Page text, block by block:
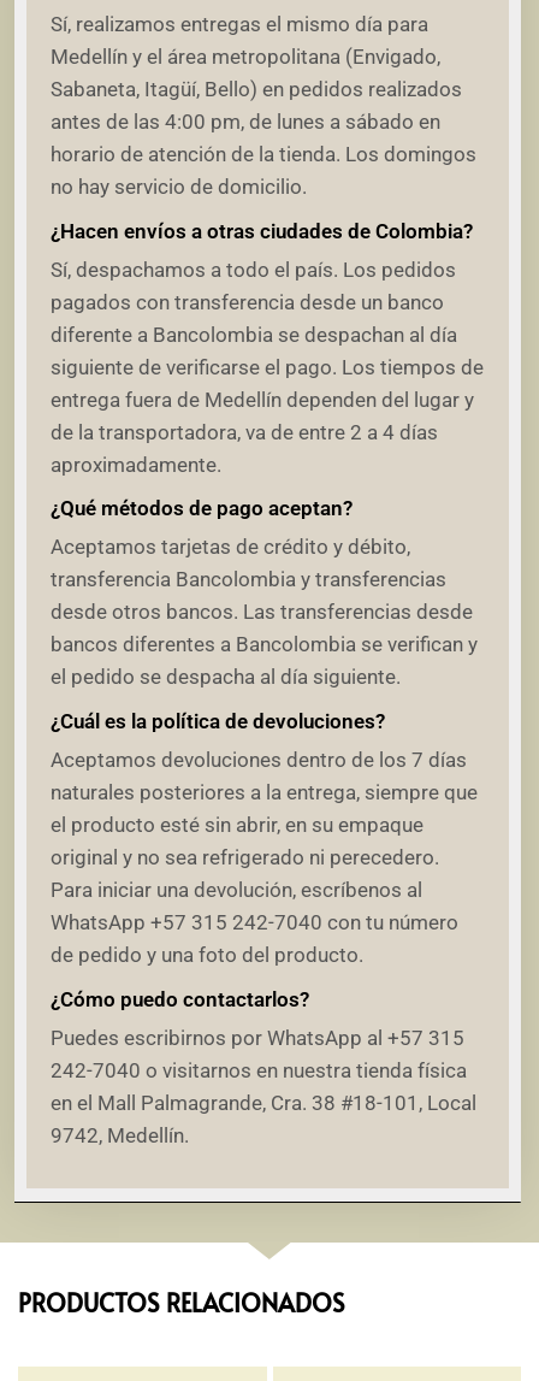
Sí, realizamos entregas el mismo día para
Medellín y el área metropolitana (Envigado,
Sabaneta, Itagüí, Bello) en pedidos realizados
antes de las 4:00 pm, de lunes a sábado en
horario de atención de la tienda. Los domingos
no hay servicio de domicilio.
¿Hacen envíos a otras ciudades de Colombia?
Sí, despachamos a todo el país. Los pedidos
pagados con transferencia desde un banco
diferente a Bancolombia se despachan al día
siguiente de verificarse el pago. Los tiempos de
entrega fuera de Medellín dependen del lugar y
de la transportadora, va de entre 2 a 4 días
aproximadamente.
¿Qué métodos de pago aceptan?
Aceptamos tarjetas de crédito y débito,
transferencia Bancolombia y transferencias
desde otros bancos. Las transferencias desde
bancos diferentes a Bancolombia se verifican y
el pedido se despacha al día siguiente.
¿Cuál es la política de devoluciones?
Aceptamos devoluciones dentro de los 7 días
naturales posteriores a la entrega, siempre que
el producto esté sin abrir, en su empaque
original y no sea refrigerado ni perecedero.
Para iniciar una devolución, escríbenos al
WhatsApp +57 315 242-7040 con tu número
de pedido y una foto del producto.
¿Cómo puedo contactarlos?
Puedes escribirnos por WhatsApp al +57 315
242-7040 o visitarnos en nuestra tienda física
en el Mall Palmagrande, Cra. 38 #18-101, Local
9742, Medellín.
PRODUCTOS RELACIONADOS